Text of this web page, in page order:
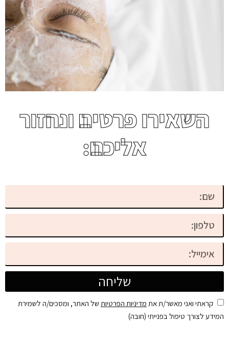
השאירו פרטים ונחזור
אליכם:
שליחה
קראתי ואני מאשר/ת את מדיניות הפרטיות של האתר, ומסכים/ה לשמירת
המידע לצורך טיפול בפנייתי (חובה)